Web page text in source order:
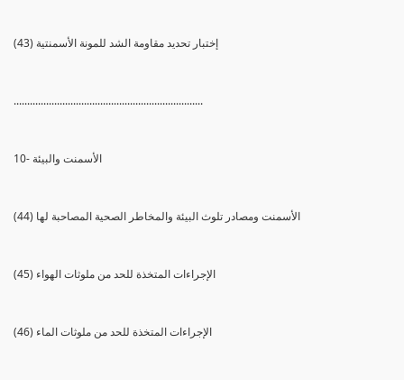
(43) إختبار تحديد مقاومة الشد للمونة الأسمنتية
......................................................................
10- الأسمنت والبيئة
(44) الأسمنت ومصادر تلوث البيئة والمخاطر الصحية المصاحبة لها
(45) الإجراءات المتخذة للحد من ملوثات الهواء
(46) الإجراءات المتخذة للحد من ملوثات الماء